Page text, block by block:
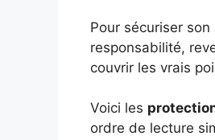
Pour sécuriser
responsabilité,
couvrir les vrais
Voici les
ordre de lecture